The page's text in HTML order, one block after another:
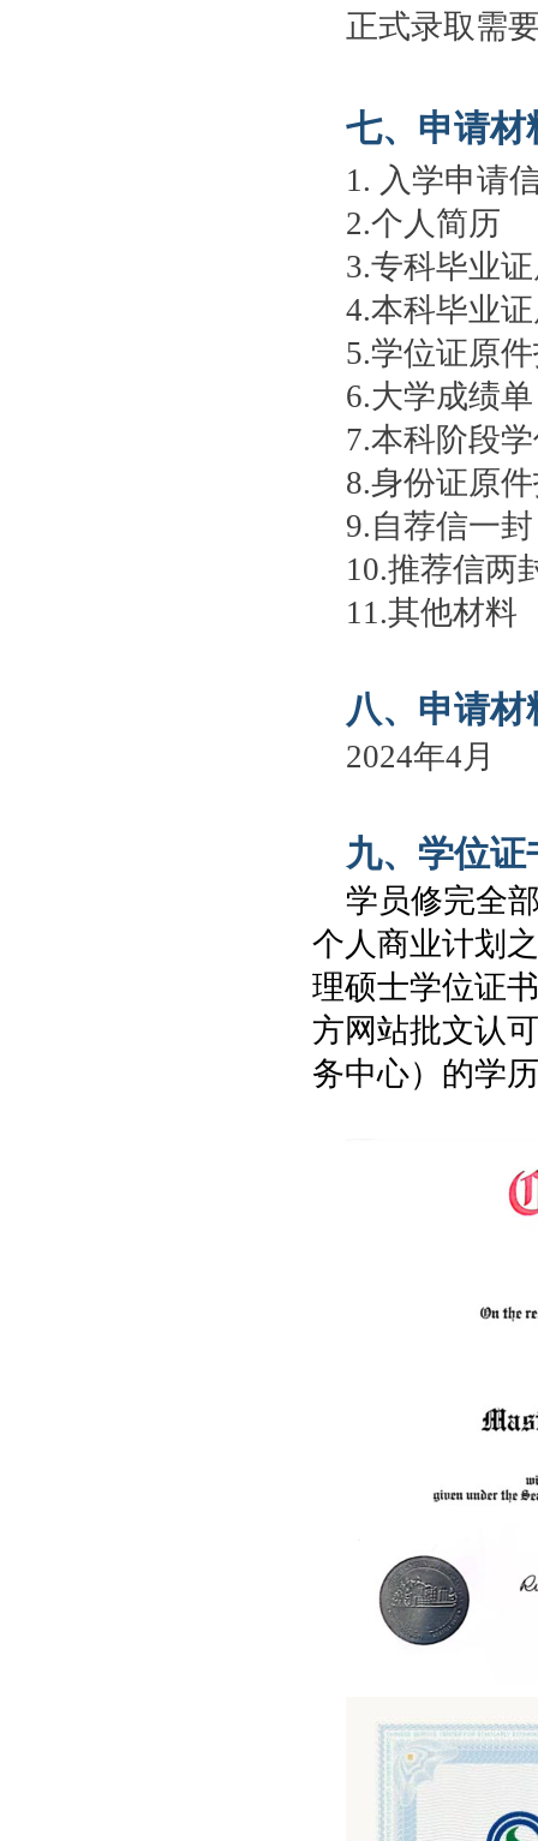
正式录取需
七、申请材
1. 入学申请
2.个人简历
3.专科毕业
4.本科毕业
5.学位证原
6.大学成绩单
7.本科阶段
8.身份证原
9.自荐信一
10.推荐信两
11.其他材料
八、申请
2024年4月
九、学位证
学员修完全
个人商业计划
理硕士学位证
方网站批文认
务中心）的学